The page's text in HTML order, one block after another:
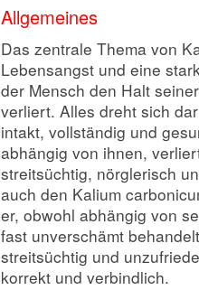
Allgemeines
Das zentrale Thema von
Lebensangst und eine
der Mensch den Halt
verliert. Alles dreht sich
intakt, vollständig und
abhängig von ihnen,
streitsüchtig, nörglerisch
auch den Kalium
er, obwohl abhängig von
fast unverschämt
streitsüchtig und
korrekt und verbindlich.